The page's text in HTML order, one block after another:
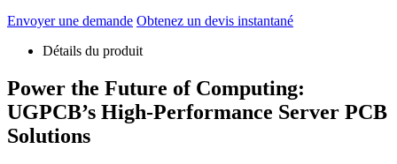
Envoyer une demande Obtenez un devis instantané
Détails du produit
Power the Future of Computing:
UGPCB’s High-Performance Server PCB
Solutions